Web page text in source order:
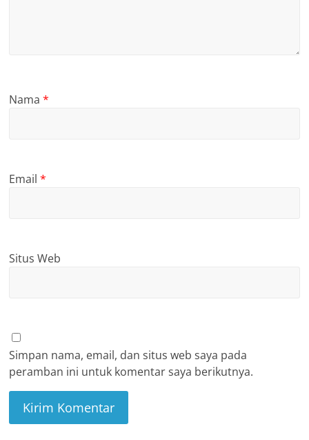
Nama*
Email*
Situs Web
Simpan nama, email, dan situs web saya pada
peramban ini untuk komentar saya berikutnya.